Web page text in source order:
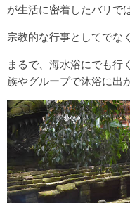
が生活に密着したバリで
宗教的な行事としてでな
まるで、海水浴にでも行
族やグループで沐浴に出